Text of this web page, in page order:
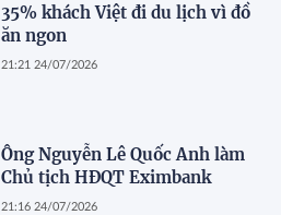
35% khách Việt đi du lịch vì đồ
ăn ngon
21:21 24/07/2026
Ông Nguyễn Lê Quốc Anh làm
Chủ tịch HĐQT Eximbank
21:16 24/07/2026